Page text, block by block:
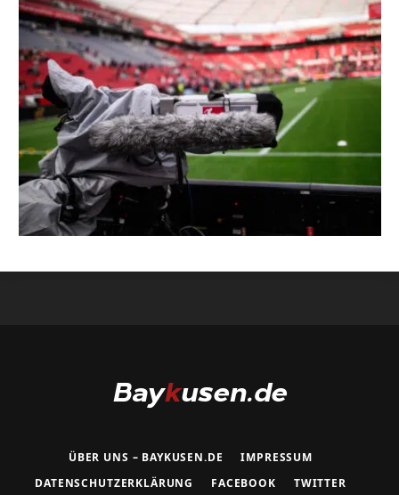
ÜBER UNS – BAYKUSEN.DE
IMPRESSUM
DATENSCHUTZERKLÄRUNG
FACEBOOK TWITTER